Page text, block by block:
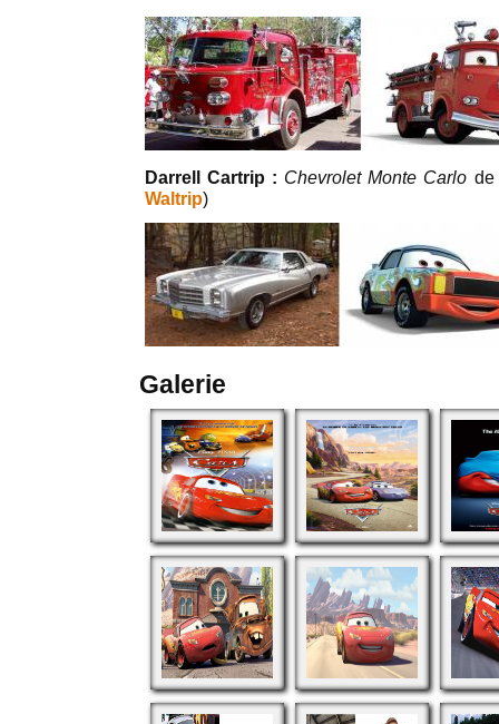
Darrell Cartrip : Chevrolet Monte Carlo
Waltrip)
Galerie